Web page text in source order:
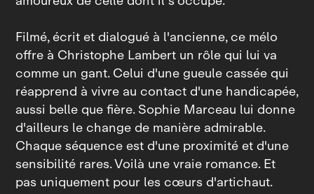
Filmé, écrit et dialogué à l'ancienne, ce mélo
offre à Christophe Lambert un rôle qui lui va
comme un gant. Celui d'une gueule cassée qui
réapprend à vivre au contact d'une handicapée,
aussi belle que fière. Sophie Marceau lui donne
d'ailleurs le change de manière admirable.
Chaque séquence est d'une proximité et d'une
sensibilité rares. Voilà une vraie romance. Et
pas uniquement pour les cœurs d'artichaut.